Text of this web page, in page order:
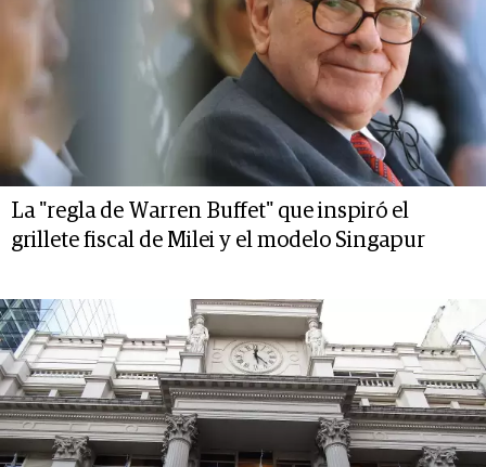
La "regla de Warren Buffet" que inspiró el
grillete fiscal de Milei y el modelo Singapur